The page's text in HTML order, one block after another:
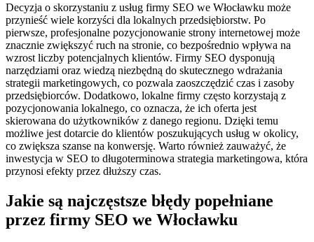
Decyzja o skorzystaniu z usług firmy SEO we Włocławku może
przynieść wiele korzyści dla lokalnych przedsiębiorstw. Po
pierwsze, profesjonalne pozycjonowanie strony internetowej może
znacznie zwiększyć ruch na stronie, co bezpośrednio wpływa na
wzrost liczby potencjalnych klientów. Firmy SEO dysponują
narzędziami oraz wiedzą niezbędną do skutecznego wdrażania
strategii marketingowych, co pozwala zaoszczędzić czas i zasoby
przedsiębiorców. Dodatkowo, lokalne firmy często korzystają z
pozycjonowania lokalnego, co oznacza, że ich oferta jest
skierowana do użytkowników z danego regionu. Dzięki temu
możliwe jest dotarcie do klientów poszukujących usług w okolicy,
co zwiększa szanse na konwersję. Warto również zauważyć, że
inwestycja w SEO to długoterminowa strategia marketingowa, która
przynosi efekty przez dłuższy czas.
Jakie są najczęstsze błędy popełniane
przez firmy SEO we Włocławku